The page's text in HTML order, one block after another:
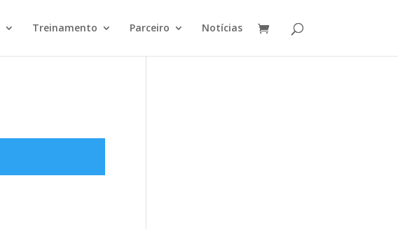
Treinamento Parceiro Notícias